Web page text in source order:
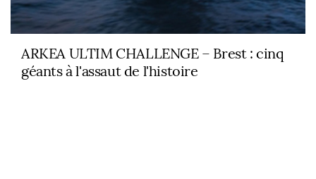
ARKEA ULTIM CHALLENGE – Brest : cinq
géants à l'assaut de l'histoire